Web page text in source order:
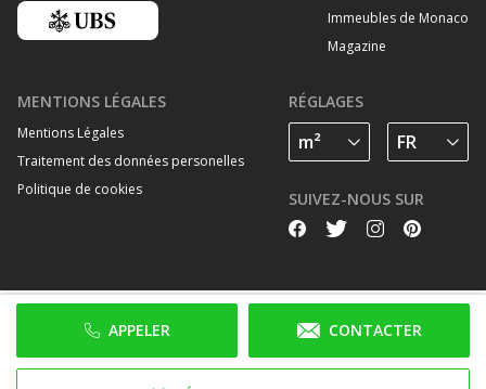
APPELER CONTACTER
Immeubles de Monaco
Magazine
MENTIONS LÉGALES
Mentions Légales
Traitement des données personelles
Politique de cookies
RÉGLAGES
SUIVEZ-NOUS SUR